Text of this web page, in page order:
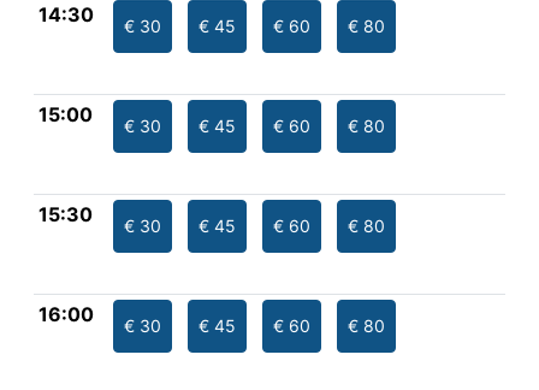
14:30 € 30 € 45 € 60 € 80
15:00 € 30 € 45 € 60 € 80
15:30 € 30 € 45 € 60 € 80
16:00 € 30 € 45 € 60 € 80